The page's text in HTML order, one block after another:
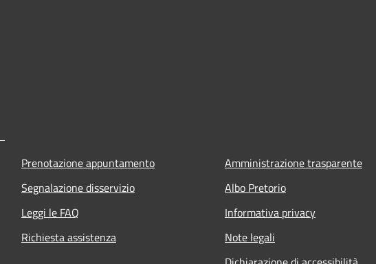
Prenotazione appuntamento
Segnalazione disservizio
Leggi le FAQ
Richiesta assistenza
Amministrazione trasparente
Albo Pretorio
Informativa privacy
Note legali